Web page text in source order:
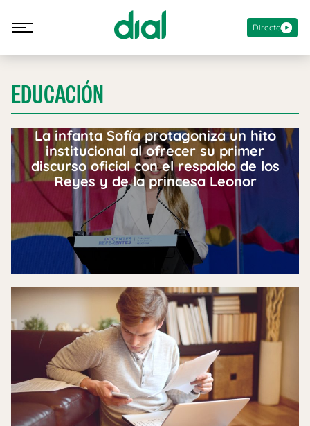
Directo
EDUCACIÓN
La infanta Sofía protagoniza un hito
institucional al ofrecer su primer
discurso oficial con el respaldo de los
Reyes y de la princesa Leonor